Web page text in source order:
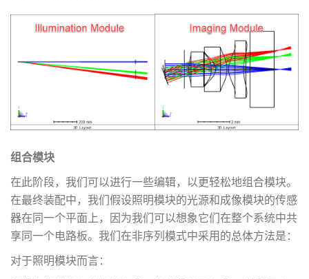
组合模块
在此阶段，我们可以进行一些编辑，以更轻松地组合模块。
在最终装配中，我们假设照明模块的光源和成像模块的传感
器在同一个平面上，因为我们可以想象它们在整个系统中共
享同一个电路板。我们在非序列模式中采用的总体方法是：
对于照明模块而言：